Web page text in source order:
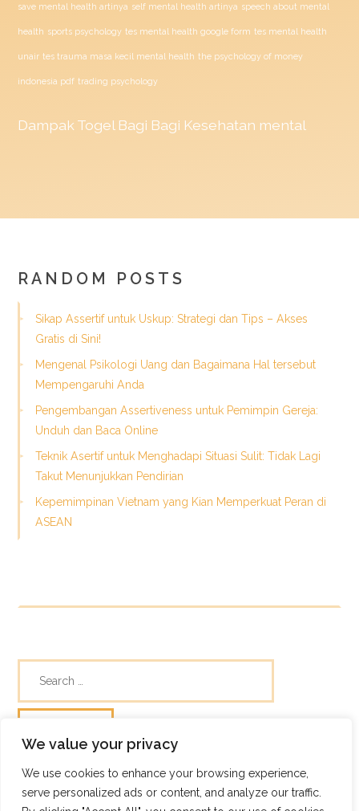
We value your privacy
We use cookies to enhance your browsing experience,
serve personalized ads or content, and analyze our traffic.
save mental health artinya self mental health artinya speech about mental
health sports psychology tes mental health google form tes mental health
unair tes trauma masa kecil mental health the psychology of money
indonesia pdf trading psychology
DampakTogelBagi Bagi Kesehatan mental
RANDOM POSTS
Sikap Assertif untuk Uskup: Strategi dan Tips – Akses
Gratis di Sini!
Mengenal Psikologi Uang dan Bagaimana Hal tersebut
Mempengaruhi Anda
Pengembangan Assertiveness untuk Pemimpin Gereja:
Unduh dan Baca Online
Teknik Asertif untuk Menghadapi Situasi Sulit: Tidak Lagi
Takut Menunjukkan Pendirian
Kepemimpinan Vietnam yang Kian Memperkuat Peran di
ASEAN